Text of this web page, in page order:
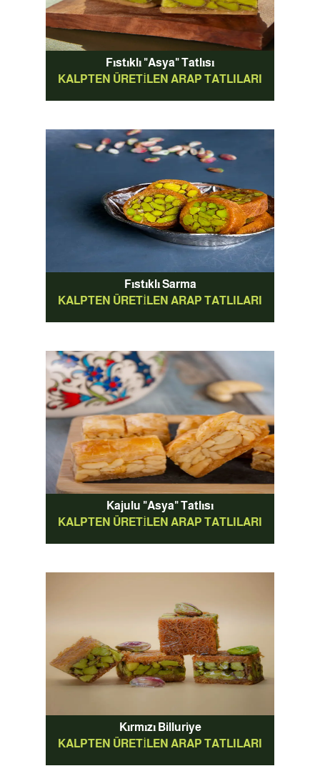
Fıstıklı "Asya" Tatlısı
KALPTEN ÜRETILEN ARAP TATLILARI
Fıstıklı Sarma
KALPTEN ÜRETILEN ARAP TATLILARI
Kajulu "Asya" Tatlısı
KALPTEN ÜRETILEN ARAP TATLILARI
Kırmızı Billuriye
KALPTEN ÜRETILEN ARAP TATLILARI